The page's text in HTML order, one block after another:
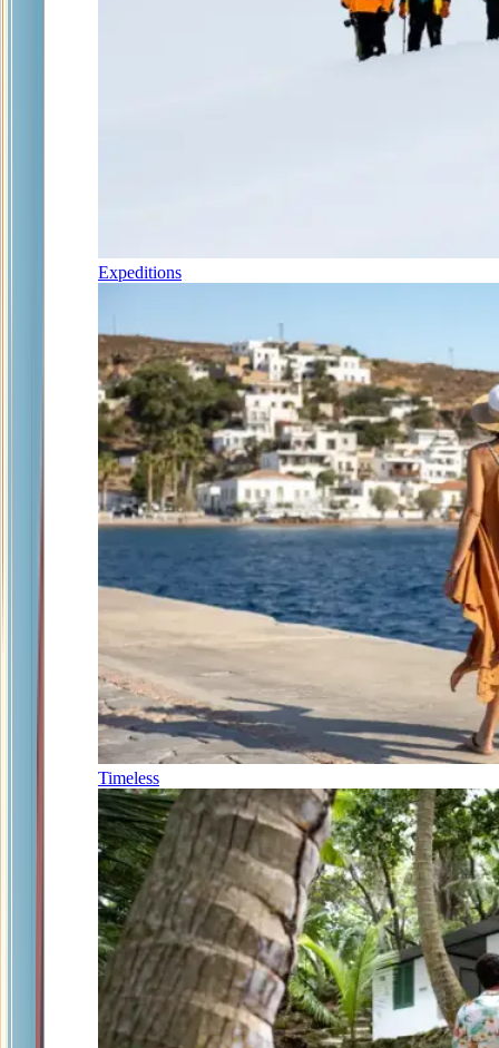
Expeditions
Timeless